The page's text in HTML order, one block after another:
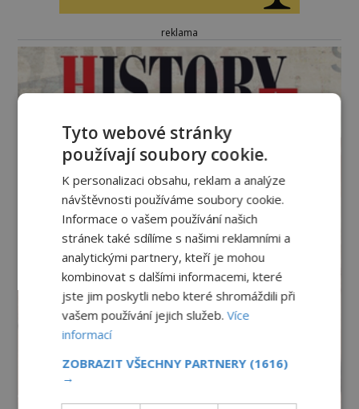
reklama
Tyto webové stránky
používají soubory cookie.
K personalizaci obsahu, reklam a analýze
návštěvnosti používáme soubory cookie.
Informace o vašem používání našich
stránek také sdílíme s našimi reklamními a
analytickými partnery, kteří je mohou
kombinovat s dalšími informacemi, které
jste jim poskytli nebo které shromáždili při
vašem používání jejich služeb.Více
informací
ZOBRAZIT VŠECHNY PARTNERY (1616)
→